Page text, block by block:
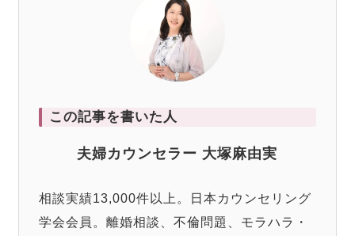
この記事を書いた人
夫婦カウンセラー 大塚麻由実
相談実績13,000件以上。日本カウンセリング
学会会員。離婚相談、不倫問題、モラハラ・